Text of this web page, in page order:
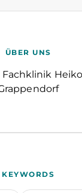
ÜBER UNS
KEYWORDS